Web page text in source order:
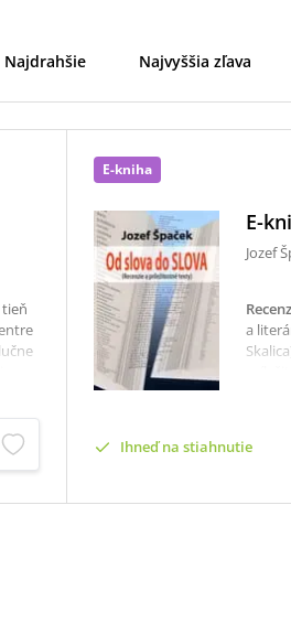
Najdrahšie Najvyššia zľava
E-kniha
E-
Jozef
a
V.
Ihneď na stiahnutie